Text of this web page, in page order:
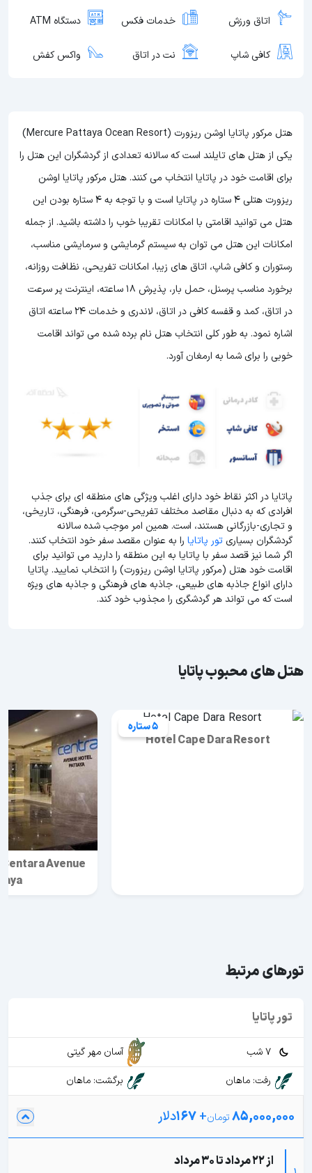
اتاق ورزش خدمات فکس دستگاه ATM
کافی شاپ نت در اتاق واکس کفش
هتل مرکور پاتایا اوشن ریزورت (Mercure Pattaya Ocean Resort)
یکی از هتل های تایلند است که سالانه تعدادی از گردشگران این هتل را
برای اقامت خود در پاتایا انتخاب می کنند. هتل مرکور پاتایا اوشن
ریزورت هتلی 4 ستاره در پاتایا است و با توجه به 4 ستاره بودن این
هتل می توانید اقامتی با امکانات تقریبا خوب را داشته باشید. از جمله
امکانات این هتل می توان به سیستم گرمایشی و سرمایشی مناسب،
رستوران و کافی شاپ، اتاق های زیبا، امکانات تفریحی، نظافت روزانه،
برخورد مناسب پرسنل، حمل بار، پذیرش 18 ساعته، اینترنت پر سرعت
در اتاق، کمد و قفسه کافی در اتاق، لاندری و خدمات 24 ساعته اتاق
اشاره نمود. به طور کلی انتخاب هتل نام برده شده می تواند اقامت
خوبی را برای شما به ارمغان آورد.
پاتایا در اکثر نقاط خود دارای اغلب ویژگی های منطقه ای برای جذب
افرادی که به دنبال مقاصد مختلف تفریحی-سرگرمی، فرهنگی، تاریخی،
و تجاری-بازرگانی هستند، است. همین امر موجب شده سالانه
گردشگران بسیاریتور پاتایا را به عنوان مقصد سفر خود انتخاب کنند.
اگر شما نیز قصد سفر با پاتایا به این منطقه را دارید می توانید برای
اقامت خود هتل (مرکور پاتایا اوشن ریزورت) را انتخاب نمایید. پاتایا
دارای انواع جاذبه های طبیعی، جاذبه های فرهنگی و جاذبه های ویژه
است که می تواند هر گردشگری را مجذوب خود کند.
هتل های محبوب پاتایا
5 ستاره
Hotel Cape Dara Resort
Avenue
تورهای مرتبط
تور پاتایا
7 شب
آسان مهر گیتی
رفت: ماهان
برگشت: ماهان
85,000,000
+
167دلار
از 22 مرداد تا 30 مرداد